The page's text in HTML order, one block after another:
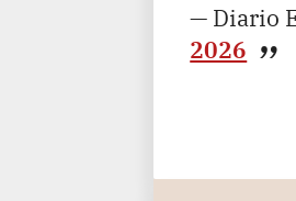
— Diario
2026